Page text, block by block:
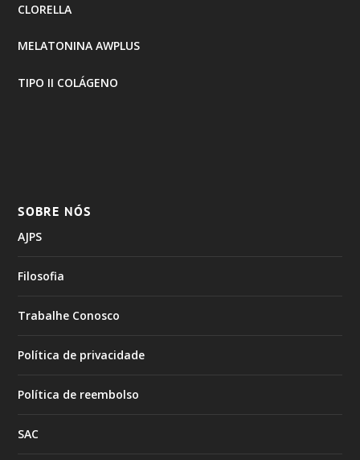
CLORELLA
MELATONINA AWPLUS
TIPO II COLÁGENO
SOBRE NÓS
AJPS
Filosofia
Trabalhe Conosco
Política de privacidade
Política de reembolso
SAC